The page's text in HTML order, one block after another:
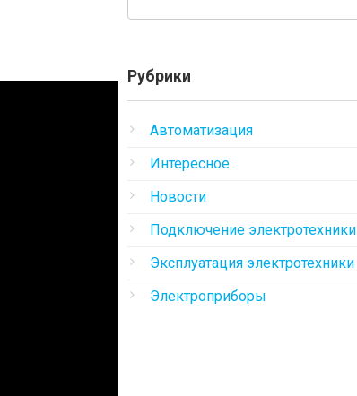
Рубрики
Автоматизация
Интересное
Новости
Подключение электротехники
Эксплуатация электротехники
Электроприборы